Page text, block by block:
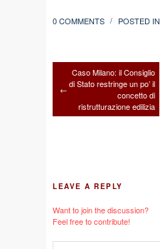
0 COMMENTS / POSTED IN
←
Caso Milano: il Consiglio
di Stato restringe un po’ il
concetto di
ristrutturazione edilizia
LEAVE A REPLY
Want to join the discussion?
Feel free to contribute!